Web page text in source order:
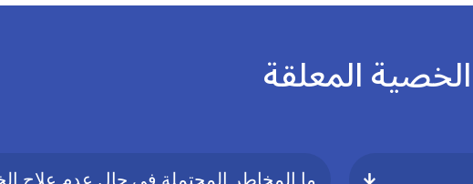
المعلقة
ما المخاطر المحتملة في حال عدم علاج